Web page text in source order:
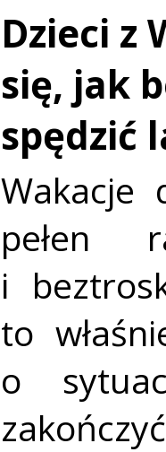
Dzieci z
się, jak
spędzić
Wakacje
pełen
i
to
o